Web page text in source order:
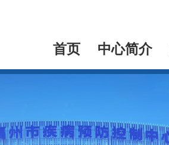
首页 中心简介